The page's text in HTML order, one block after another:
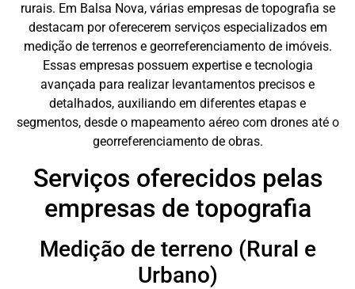
rurais. Em Balsa Nova, várias empresas de topografia se
destacam por oferecerem serviços especializados em
medição de terrenos e georreferenciamento de imóveis.
Essas empresas possuem expertise e tecnologia
avançada para realizar levantamentos precisos e
detalhados, auxiliando em diferentes etapas e
segmentos, desde o mapeamento aéreo com drones até o
georreferenciamento de obras.
Serviços oferecidos pelas
empresas de topografia
Medição de terreno (Rural e
Urbano)